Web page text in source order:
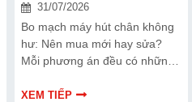
31/07/2026
Bo mạch máy hút chân không
hư: Nên mua mới hay sửa?
Mỗi phương án đều có những
cùng tìm hiểu để đưa ra quyết
XEM TIẾP